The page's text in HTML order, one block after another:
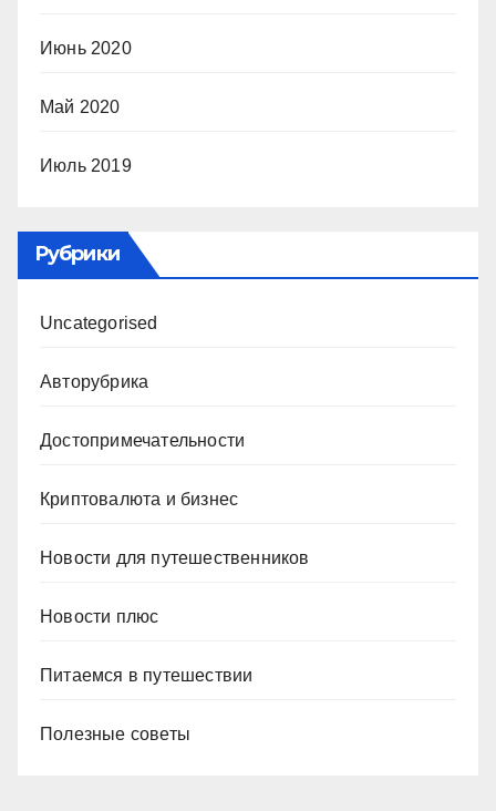
Июнь 2020
Май 2020
Июль 2019
Рубрики
Uncategorised
Авторубрика
Достопримечательности
Криптовалюта и бизнес
Новости для путешественников
Новости плюс
Питаемся в путешествии
Полезные советы